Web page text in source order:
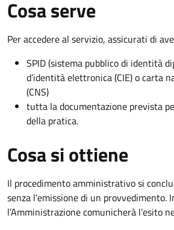
Cosa serve
Per accedere al servizio, assicurati di
SPID (sistema pubblico di identità
d’identità elettronica (CIE) o carta
(CNS)
tutta la documentazione prevista
della pratica.
Cosa si ottiene
Il procedimento amministrativo si
senza l’emissione di un provvedimento.
l’Amministrazione comunicherà l’esito